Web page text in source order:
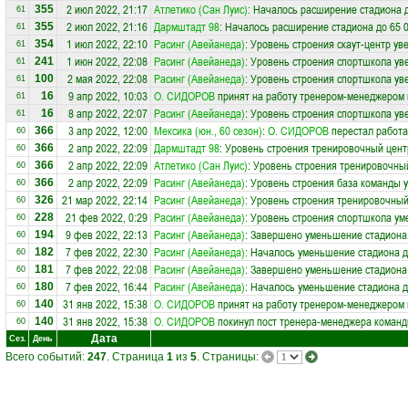
61 355 2 июл 2022, 21:17 Атлетико (Сан Луис): Началось расширение стадиона
61 355 2 июл 2022, 21:16 Дармштадт 98: Началось расширение стадиона до 65
61 354 1 июл 2022, 22:10 Расинг (Авейанеда): Уровень строения скаут-центр
61 241 1 июн 2022, 22:08 Расинг (Авейанеда): Уровень строения спортшкола
61 100 2 мая 2022, 22:08 Расинг (Авейанеда): Уровень строения спортшкола
61 16 9 апр 2022, 10:03 О. СИДОРОВпринят на работу тренером-
61 16 8 апр 2022, 22:07 Расинг (Авейанеда): Уровень строения спортшкола
60 366 3 апр 2022, 12:00 Мексика (юн., 60 сезон): О. СИДОРОВперестал
60 366 2 апр 2022, 22:09 Дармштадт 98: Уровень строения тренировочный
60 366 2 апр 2022, 22:09 Атлетико (Сан Луис): Уровень строения
60 366 2 апр 2022, 22:09 Расинг (Авейанеда): Уровень строения база команды
60 326 21 мар 2022, 22:14 Расинг (Авейанеда): Уровень строения
60 228 21 фев 2022, 0:29 Расинг (Авейанеда): Уровень строения спортшкола
60 194 9 фев 2022, 22:13 Расинг (Авейанеда): Завершено уменьшение
60 182 7 фев 2022, 22:30 Расинг (Авейанеда): Началось уменьшение стадиона
60 181 7 фев 2022, 22:08 Расинг (Авейанеда): Завершено уменьшение
60 180 7 фев 2022, 16:44 Расинг (Авейанеда): Началось уменьшение стадиона
60 140 31 янв 2022, 15:38 О. СИДОРОВпринят на работу тренером-
60 140 31 янв 2022, 15:38 О. СИДОРОВпокинул пост тренера-менеджера
Сез. День
Дата
Всего событий: 247. Страница 1 из 5. Страницы: